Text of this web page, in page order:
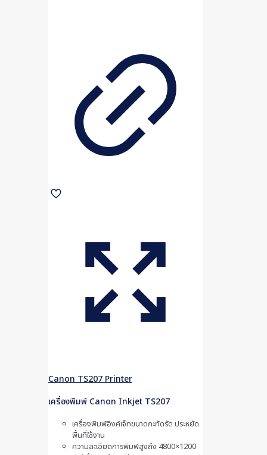
Canon TS207 Printer
เครื่องพิมพ์ Canon Inkjet TS207
เครื่องพิมพ์อิงค์เจ็ทขนาดกะทัดรัด ประหยัด
พื้นที่ใช้งาน
ความละเอียดการพิมพ์สูงถึง 4800×1200